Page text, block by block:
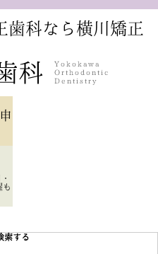
歯科なら横川矯正
も
索する